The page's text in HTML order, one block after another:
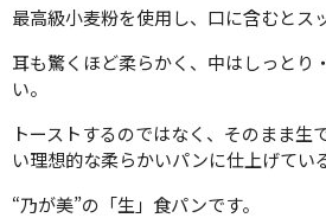
最高級小麦粉を使用し、口に含むとス
耳も驚くほど柔らかく、中はしっとり
い。
トーストするのではなく、そのまま生
い理想的な柔らかいパンに仕上げてい
“乃が美”の「生」食パンです。